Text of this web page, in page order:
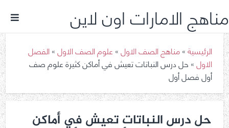
مناهج الامارات اون لاين
الرئيسية»مناهج الصف الاول»علوم الصف الاول»الفصل
الاول»حل درس النباتات تعيش في أماكن كثيرة علوم صف
أول فصل أول
حل درس النباتات تعيش في أماكن